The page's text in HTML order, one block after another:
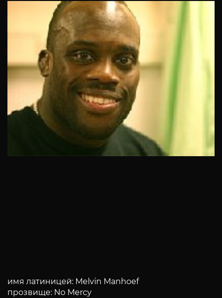
имя латиницей: Melvin Manhoef
прозвище: No Mercy